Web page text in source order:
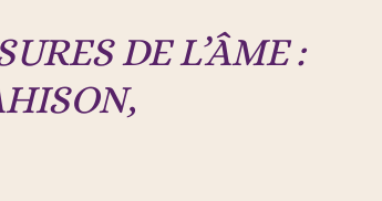
DE L’ÂME :